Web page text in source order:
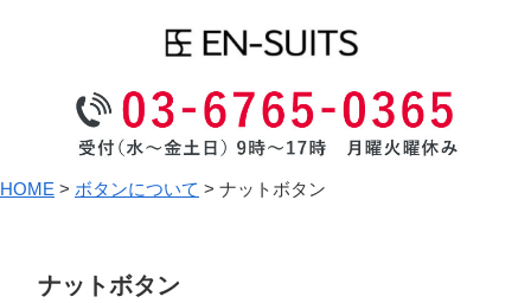
HOME > ボタンについて > ナットボタン
ナットボタン